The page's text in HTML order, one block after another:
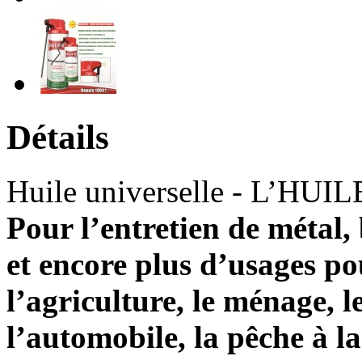
Détails
Huile universelle -
Pour l’entretien de
et encore plus d’usages
l’agriculture, le ménage,
l’automobile, la pêche à